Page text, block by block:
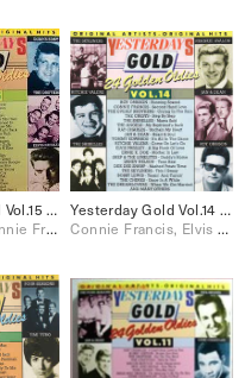
Yesterday Gold Vol.15 – 24 Golden Oldies
Bobby Vee, Connie Francis, Elvis Presley, Freddy Cannon, Paul Anka, Ray Charles, Roy Orbison, The Drifters, The Everly Brothers, The Platters
Yesterday Gold Vol.14 – 24 Golden Oldies
Connie Francis, Elvis Presley, Ray Charles, Roy Orbison, The Everly Brothers, The Skyliners